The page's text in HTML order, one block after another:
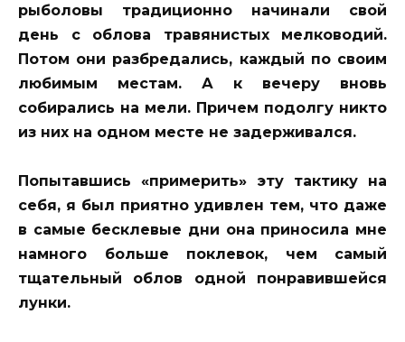
рыболовы традиционно начинали свой
день с облова травянистых мелководий.
Потом они разбредались, каждый по своим
любимым местам. А к вечеру вновь
собирались на мели. Причем подолгу никто
из них на одном месте не задерживался.
Попытавшись «примерить» эту тактику на
себя, я был приятно удивлен тем, что даже
в самые бесклевые дни она приносила мне
намного больше поклевок, чем самый
тщательный облов одной понравившейся
лунки.